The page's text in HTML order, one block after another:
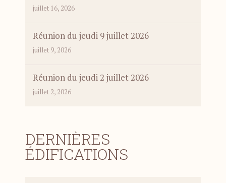
juillet 16, 2026
Réunion du jeudi 9 juillet 2026
juillet 9, 2026
Réunion du jeudi 2 juillet 2026
juillet 2, 2026
DERNIÈRES
ÉDIFICATIONS